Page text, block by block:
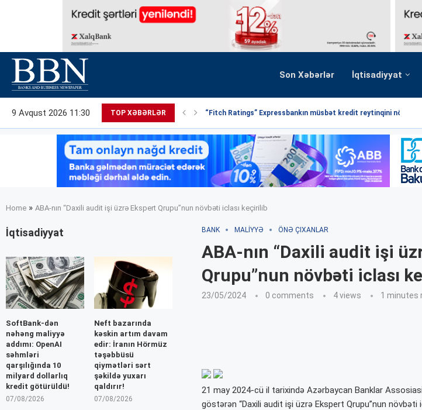
Son Xəbərlər İqtisadiyyat
9 Avqust 2026 11:30 TOP XƏBƏRLƏR “Fitch Ratings” Expressbankın müsbət kredit reytinqini növbəti
Home » ABA-nın “Daxili audit işi üzrə Ekspert Qrupu”nun növbəti iclası keçirilib
BANK MALIYYƏ ÖNƏ ÇIXANLAR
ABA-nın “Daxili audit işi
Qrupu”nun növbəti iclası
23/05/2024 0 comments 4views 1 minutes
21 may 2024-cü il tarixində Azərbaycan Banklar
göstərən “Daxili audit işi üzrə Ekspert Qrupu”nun növbəti
İqtisadiyyat
SoftBank-dən
nəhəng maliyyə
addımı: OpenAI
səhmləri
qarşılığında 10
milyard dollarlıq
kredit götürüldü!
07/08/2026
Neft bazarında
kəskin artım davam
edir: İranın Hörmüz
təşəbbüsü
qiymətləri sərt
şəkildə yuxarı
qaldırır!
07/08/2026